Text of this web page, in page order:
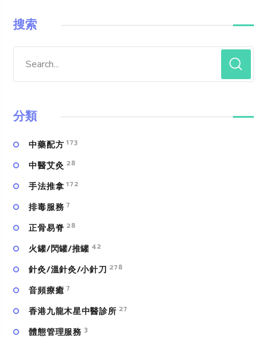
搜索
分類
中藥配方 173
中醫艾灸 28
手法推拿 172
排毒服務 7
正骨易脊 28
火罐/閃罐/推罐 42
針灸/溫針灸/小針刀 278
⾳頻療癒 7
香港九龍木星中醫診所 27
體態管理服務 3